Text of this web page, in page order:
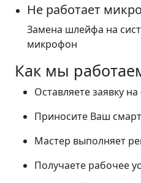
Не работает
Замена шлейфа на
микрофон
Как мы
Оставляете заявку на
Приносите Ваш
Мастер выполняет
Получаете рабочее